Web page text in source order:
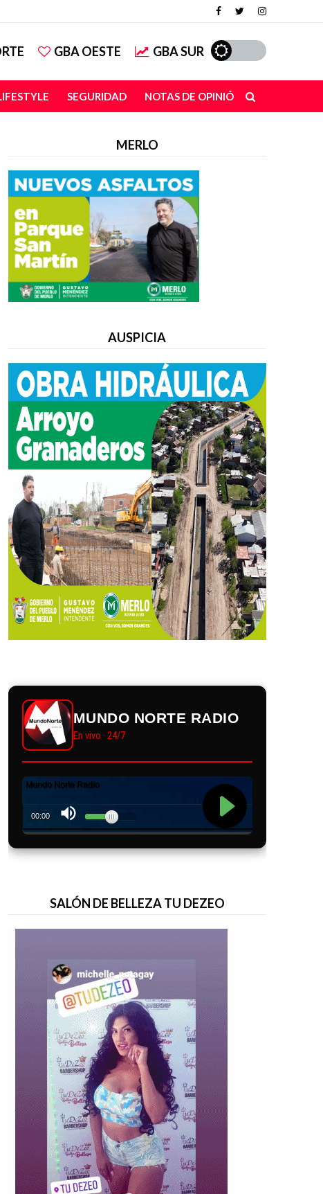
GBA OESTE GBA SUR
SEGURIDAD NOTAS DE OPINIÓN
MERLO
AUSPICIA
MUNDO NORTE RADIO
En vivo · 24/7
SALÓN DE BELLEZA TU DEZEO